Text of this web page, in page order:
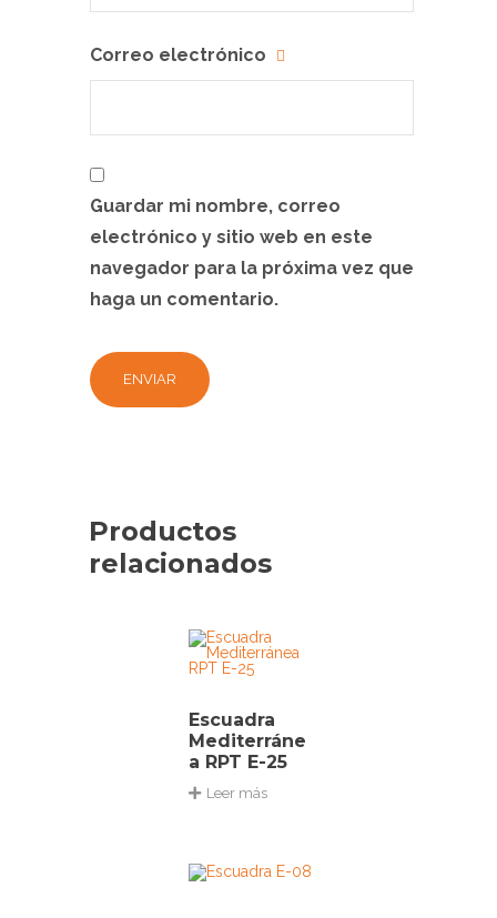
Correo electrónico
Guardar mi nombre, correo
electrónico y sitio web en este
navegador para la próxima vez que
haga un comentario.
Productos
relacionados
Escuadra
Mediterráne
a RPT E-25
Leer más